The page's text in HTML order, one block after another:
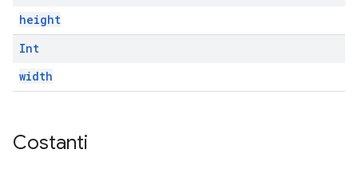
height
Int
width
Costanti